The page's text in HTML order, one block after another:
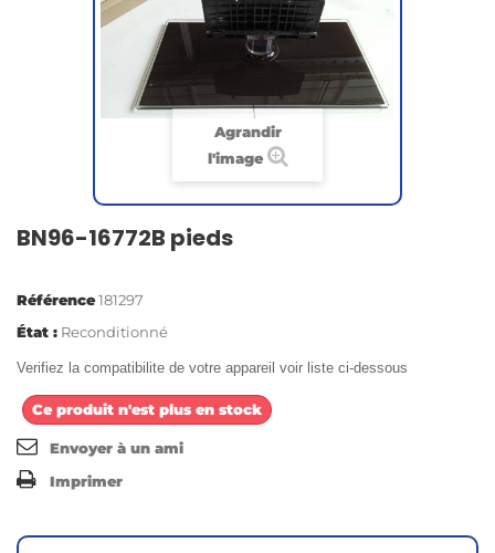
Agrandir
l'image
BN96-16772B pieds
Référence181297
État : Reconditionné
Verifiez la compatibilite de votre appareil voir liste ci-dessous
Ce produit n'est plus en stock
Envoyer à un ami
Imprimer